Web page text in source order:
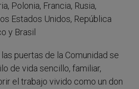
Polonia, Francia, Rusia,
Estados Unidos, República
y Brasil
puertas de la Comunidad se
de vida sencillo, familiar,
el trabajo vivido como un don